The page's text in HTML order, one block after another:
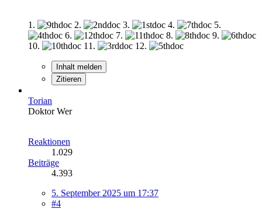
1. 2. 3. 4.
5.
6.
7. 8.
9.
10.
11. 12.
Inhalt melden
Zitieren
Torian
Doktor Wer
Reaktionen
1.029
Beiträge
4.393
5. September 2025 um 17:37
#4